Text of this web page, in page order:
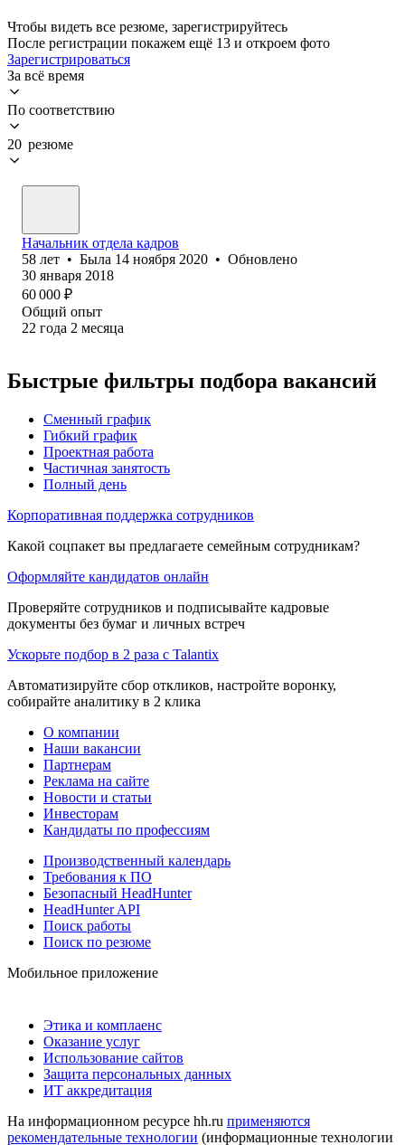
Чтобы видеть все резюме, зарегистрируйтесь
После регистрации покажем ещё 13 и откроем фото
Зарегистрироваться
За всё время
По соответствию
20 резюме
Начальник отдела кадров
58 лет • Была 14 ноября 2020 • Обновлено
30 января 2018
60 000 ₽
Общий опыт
22 года 2 месяца
Быстрые фильтры подбора вакансий
Сменный график
Гибкий график
Проектная работа
Частичная занятость
Полный день
Корпоративная поддержка сотрудников
Какой соцпакет вы предлагаете семейным сотрудникам?
Оформляйте кандидатов онлайн
Проверяйте сотрудников и подписывайте кадровые
документы без бумаг и личных встреч
Ускорьте подбор в 2 раза с Talantix
Автоматизируйте сбор откликов, настройте воронку,
собирайте аналитику в 2 клика
О компании
Наши вакансии
Партнерам
Реклама на сайте
Новости и статьи
Инвесторам
Кандидаты по профессиям
Производственный календарь
Требования к ПО
Безопасный HeadHunter
HeadHunter API
Поиск работы
Поиск по резюме
Мобильное приложение
Этика и комплаенс
Оказание услуг
Использование сайтов
Защита персональных данных
ИТ аккредитация
На информационном ресурсе hh.ru применяются
рекомендательные технологии (информационные технологии